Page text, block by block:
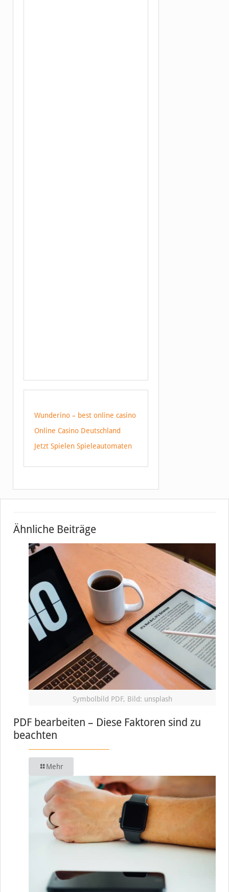
Wunderino – best online casino
Online Casino Deutschland
Jetzt Spielen Spieleautomaten
Ähnliche Beiträge
Symbolbild PDF, Bild: unsplash
PDF bearbeiten – Diese Faktoren sind zu
beachten
Mehr